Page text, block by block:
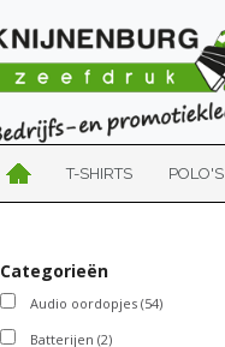
T-SHIRTS POLO'S
Categorieën
Audio oordopjes (54)
Batterijen (2)